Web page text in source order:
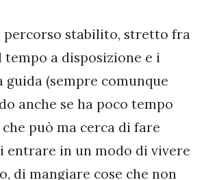
percorso stabilito, stretto fra
a disposizione e i
guida (sempre comunque
anche se ha poco tempo
può ma cerca di fare
entrare in un modo di vivere
di mangiare cose che non